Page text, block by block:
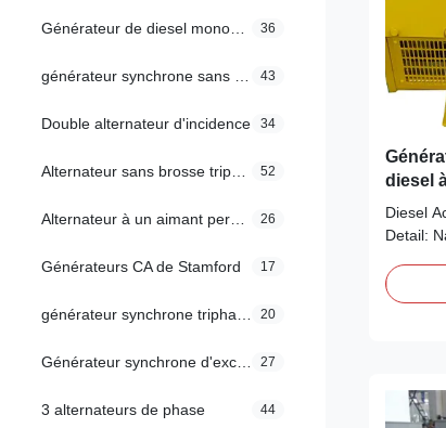
36
43
Double alternateur d'incidence 34
52
26
Générateurs CA de Stamford 17
20
27
3 alternateurs de phase 44
diesel
Diesel
Detail:
diesel